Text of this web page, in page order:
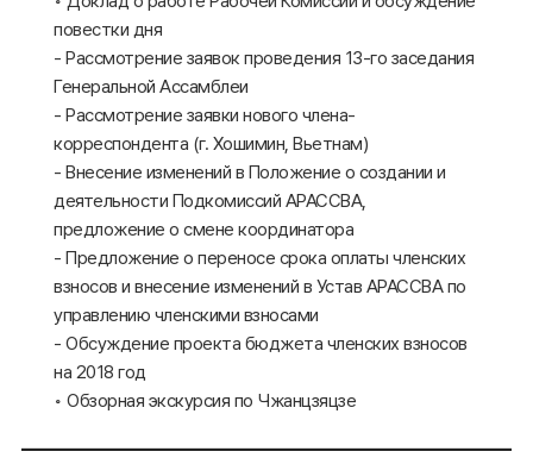
повестки дня
- Рассмотрение заявок проведения 13-го заседания
Генеральной Ассамблеи
- Рассмотрение заявки нового члена-
корреспондента (г. Хошимин, Вьетнам)
- Внесение изменений в Положение о создании и
деятельности Подкомиссий АРАССВА,
предложение о смене координатора
- Предложение о переносе срока оплаты членских
взносов и внесение изменений в Устав АРАССВА по
управлению членскими взносами
- Обсуждение проекта бюджета членских взносов
на 2018 год
◦ Обзорная экскурсия по Чжанцзяцзе